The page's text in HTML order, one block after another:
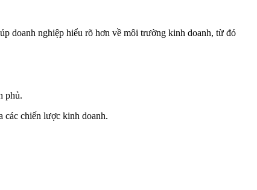
doanh nghiệp hiểu rõ hơn về môi trường kinh doanh, từ đó
phủ.
các chiến lược kinh doanh.